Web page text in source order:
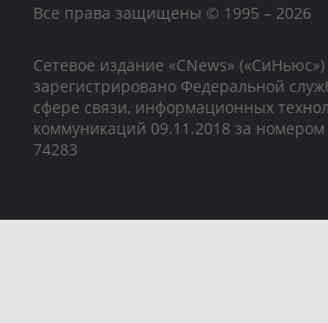
Все права защищены © 1995 – 2026
Сетевое издание «CNews» («СиНьюс»)
зарегистрировано Федеральной
сфере связи, информационных
коммуникаций 09.11.2018 за
74283